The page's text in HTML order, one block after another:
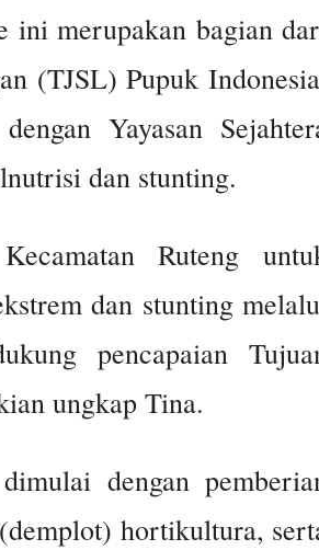
ini merupakan bagian
(TJSL) Pupuk
Yayasan
dan stunting.
Ruteng
dan stunting
pencapaian
ungkap Tina.
dengan
hortikultura,